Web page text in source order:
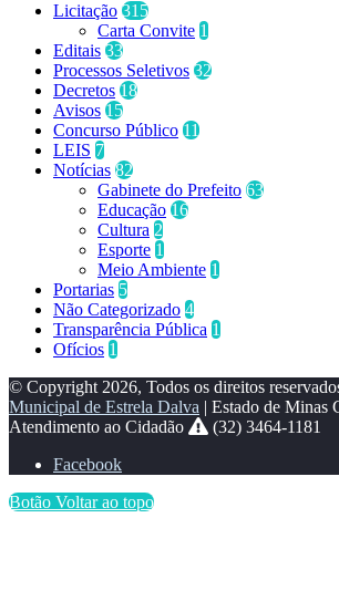
Licitação 315
Carta Convite 1
Editais 33
Processos Seletivos 32
Decretos 18
Avisos 15
Concurso Público 11
LEIS 7
Notícias 82
Gabinete do Prefeito 63
Educação 16
Cultura 2
Esporte 1
Meio Ambiente 1
Portarias 5
Não Categorizado 4
Transparência Pública 1
Ofícios 1
© Copyright 2026, Todos os direitos
Municipal de Estrela Dalva | Estado de Minas
Atendimento ao Cidadão
(32) 3464-1181
Facebook
Botão Voltar ao topo